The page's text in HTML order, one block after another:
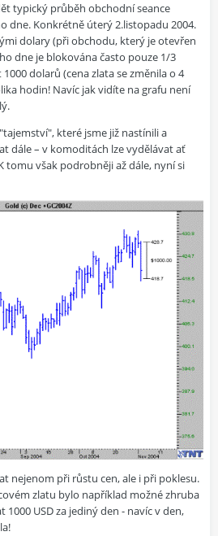
typický průběh obchodní seance
dne. Konkrétně úterý 2.listopadu 2004.
dolary (při obchodu, který je otevřen
dne je blokována často pouze 1/3
dolarů (cena zlata se změnila o 4
hodin! Navíc jak vidíte na grafu není
které jsme již nastínili a
dále – v komoditách lze vydělávat ať
tomu však podrobněji až dále, nyní si
nejenom při růstu cen, ale i při poklesu.
zlatu bylo například možné zhruba
USD za jediný den - navíc v den,